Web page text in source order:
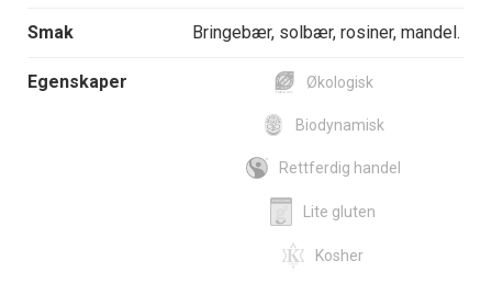
Smak Bringebær, solbær, rosiner, mandel.
Egenskaper Økologisk
Biodynamisk
Rettferdig handel
Lite gluten
Kosher